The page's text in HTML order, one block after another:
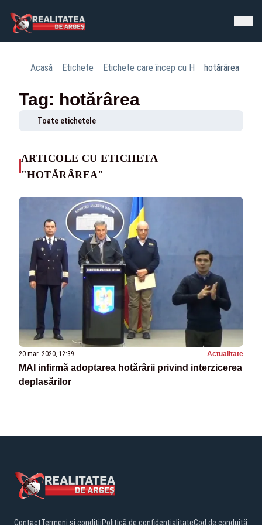
Acasă Etichete Etichete care încep cu H hotărârea
Tag: hotărârea
Toate etichetele
ARTICOLE CU ETICHETA
"HOTĂRÂREA"
20 mar. 2020, 12:39 Actualitate
MAI infirmă adoptarea hotărârii privind interzicerea
deplasărilor
ContactTermeni și condițiiPolitică de confidențialitateCod de conduită